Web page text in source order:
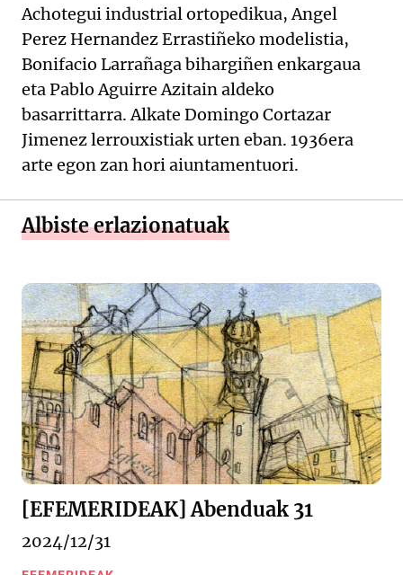
Achotegui industrial ortopedikua, Angel
Perez Hernandez Errastiñeko modelistia,
Bonifacio Larrañaga bihargiñen enkargaua
eta Pablo Aguirre Azitain aldeko
basarrittarra. Alkate Domingo Cortazar
Jimenez lerrouxistiak urten eban. 1936era
arte egon zan hori aiuntamentuori.
Albiste erlazionatuak
[EFEMERIDEAK] Abenduak 31
2024/12/31